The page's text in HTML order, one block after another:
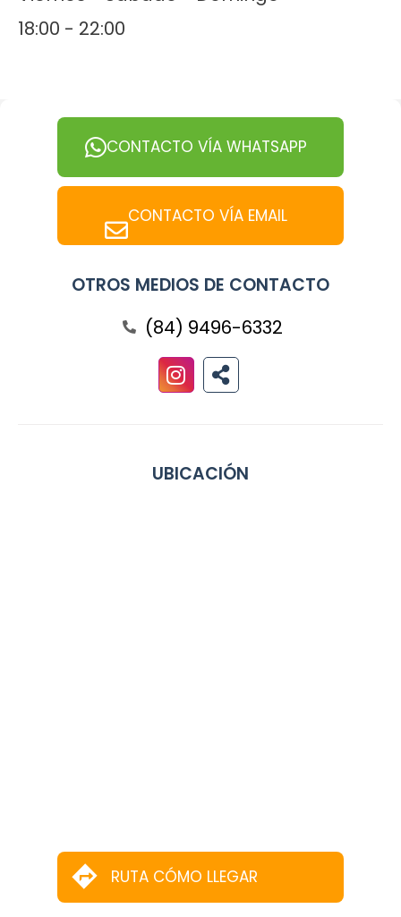
18:00 - 22:00
CONTACTO VÍA WHATSAPP
CONTACTO VÍA EMAIL
OTROS MEDIOS DE CONTACTO
(84) 9496-6332
UBICACIÓN
RUTA CÓMO LLEGAR